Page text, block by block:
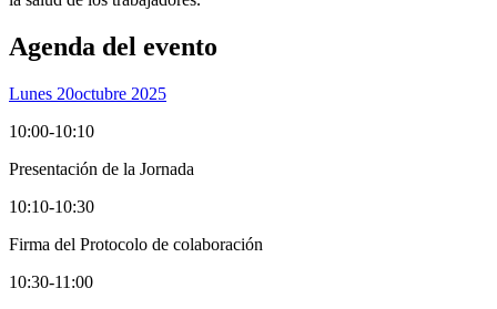
Agenda del evento
Lunes 20Octubre 2025
10:00-10:10
Presentación de la Jornada
10:10-10:30
Firma del Protocolo de colaboración
10:30-11:00